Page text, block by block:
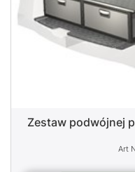
Zestaw podwójnej